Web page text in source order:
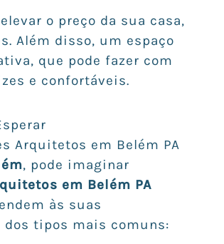
o preço da sua casa,
Além disso, um espaço
que pode fazer com
e confortáveis.
Arquitetos em Belém PA
, pode imaginar
em Belém PA
às suas
dos tipos mais comuns: